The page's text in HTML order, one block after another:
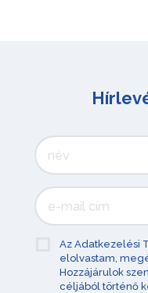
Az Adatkezelési
elolvastam,
Hozzájárulok
céljából történő